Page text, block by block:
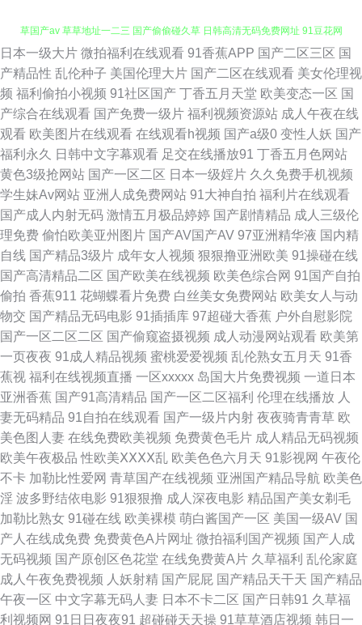
大香蕉老怡红院 黄色天堂网 Av网址麻豆 蜜桃肏屄 国产伊人41p 人人射人人
草国产av 草草地址一二三 国产偷偷碰久草 日韩高清无码免费网址 91豆花网
页电脑版 爱豆传媒网站免费观看 久操精品视频在线播放 91色情视频在线观
看入口 91爱爱官网 wwwav东方av 浮力限制1 欧美a在线 欧美日韩成人综合
视频 国产美女出水 欧美牛b叉视频 先锋影音在线a资源色 福利小视频91 欧美
情色专区 性福利导航 91福利传媒 91网站处女 国产欧美日韩五月 日韩国产欧
美性爱免费 影音先锋婷婷 97亚洲免费电影 黄香蕉网 日本男人天堂网 影音先
锋女人资源网 91网站播放 大香蕉福利社 欧美日韩瑞士久久 微拍91 91福利
导航 欧美一级毛免费 国产精品久久45 91黄频 97海角熟女 韩美一级片视频
人妖扩肛性爱 无码人妻1206 91男女艹 AV老司机午夜福利 日本久久精品一
区 伊人宗网 91网页官网页 福利社欧美好 91传媒抖音 超碰人人妻人人爽 久
久免费Aⅴ 色综合一本道在线 91在线免费看 91原创视屏 久久艹视频 天天干
天天亲天天干 91秘看在线网站美 东方四虎私人影库 久久香焦网 三级黄色片
免费 影音先峰va资源 91网站PH 国肏屄视频 久久手机视频免费精品 午夜瑟
瑟 91麻豆精品国产 草莓丝瓜西瓜小视频 久久欧洲色 日韩Av另类 亚州成人色
日本一级大片 微拍福利在线观看 91香蕉APP 国产二区三区 国
产精品性 乱伦种子 美国伦理大片 国产二区在线观看 美女伦理视
频 福利偷拍小视频 91社区国产 丁香五月天堂 欧美变态一区 国
产综合在线观看 国产免费一级片 福利视频资源站 成人午夜在线
观看 欧美图片在线观看 在线观看h视频 国产a级0 变性人妖 国产
福利永久
日韩中文字幕观看 足交在线播放91 丁香五月色网站
黄色3级抢网站 国产一区二区 日本一级婬片 久久免费手机视频
学生妹Av网站 亚洲人成免费网站 91大神自拍 福利片在线观看
国产成人内射无码 激情五月极品婷婷 国产剧情精品 成人三级伦
理免费 偷怕欧美亚州图片 国产AV国产AV 97亚洲精华液 国内精
自线 国产精品3级片 成年女人视频 狠狠撸亚洲欧美 91操碰在线
国产高清精品二区 国产欧美在线视频 欧美色综合网 91国产自拍
偷拍 香蕉911 花蝴蝶看片免费 白丝美女免费网站 欧美女人与动
物交 国产精品无码电影 91插插库 97超碰大香蕉 户外自慰影院
国产一区二区二区 国产偷窥盗摄视频 成人动漫网站观看 欧美第
一页夜夜 91成人精品视频 蜜桃爱爱视频 乱伦熟女五月天 91香
蕉视 福利在线视频直播 一区xxxxx 岛国大片免费视频 一道日本
亚洲香蕉 国产91高清精品 国产一区二区福利 伦理在线播放 人
妻无码精品 91自拍在线观看 国产一级片内射 夜夜骑青青草 欧
美色图人妻 在线免费欧美视频 免费黄色毛片 成人精品无码视频
欧美午夜极品 性欧美ⅩⅩⅩⅩ乱 欧美色色六月天 91影视网 午夜伦
不卡 加勒比性爱网 青草国产在线视频 亚洲国产精品导航 欧美色
淫 波多野结依电影 91狠狠撸 成人深夜电影 精品国产美女剃毛
加勒比熟女 91碰在线 欧美裸模 萌白酱国产一区 美国一级AV 国
产人在线成免费 免费黄色A片网址 微拍福利国产视频 国产人成
无码视频 国产原创区色花堂 在线免费黄A片 久草福利 乱伦家庭
成人午夜免费视频 人妖射精 国产屁屁 国产精品天干天 国产精品
午夜一区 中文字幕无码人妻 日本不卡二区 国产日韩91 久草福
利视频网 91日日夜夜91 超碰碰天天操 91草草酒店视频 韩日一